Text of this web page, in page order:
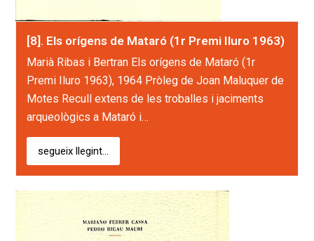
[8]. Els orígens de Mataró (1r Premi Iluro 1963)
Marià Ribas i Bertran Els orígens de Mataró (1r
Premi Iluro 1963), 1964 Pròleg de Joan Maluquer de
Motes Recull extens de les troballes i jaciments
arqueològics a Mataró i…
segueix llegint...